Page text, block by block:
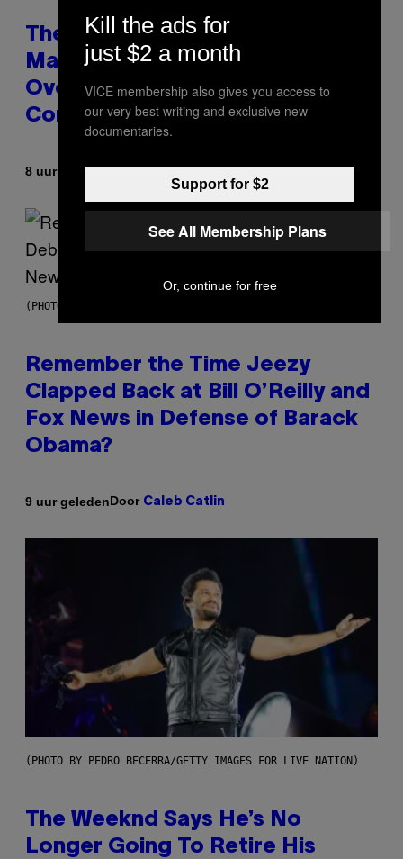
The 90s Hip-Hop Legend Who
Made T.I. Delay His Debut Album
Over 20 Years Ago: ‘I Definitely
Conceded’
8 uur geledenDoor
(PHOTO BY TIM MOSENFELDER/GETTY IMAGES)
Remember the Time Jeezy
Clapped Back at Bill O’Reilly and
Fox News in Defense of Barack
Obama?
9 uur geledenDoor Caleb Catlin
(PHOTO BY PEDRO BECERRA/GETTY IMAGES FOR LIVE NATION)
The Weeknd Says He’s No
Longer Going To Retire His
Kill the ads for
just $2 a month
VICE membership also gives you access to
our very best writing and exclusive new
documentaries.
Support for $2
See All Membership Plans
Or, continue for free